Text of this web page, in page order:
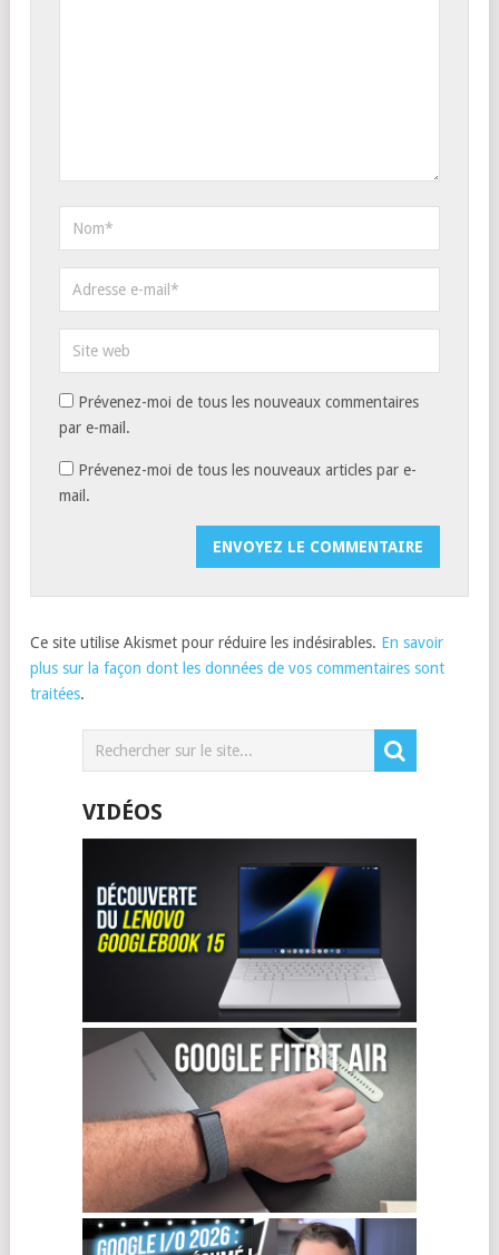
Prévenez-moi de tous les nouveaux commentaires
par e-mail.
Prévenez-moi de tous les nouveaux articles par e-
mail.
Ce site utilise Akismet pour réduire les indésirables. En savoir
plus sur la façon dont les données de vos commentaires sont
traitées.
VIDÉOS